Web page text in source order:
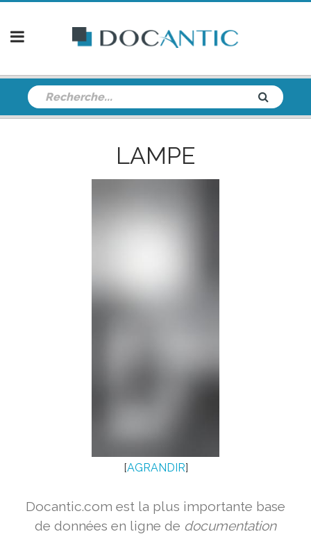
LAMPE
[AGRANDIR]
Docantic.com est la plus importante base
de données en ligne de documentation